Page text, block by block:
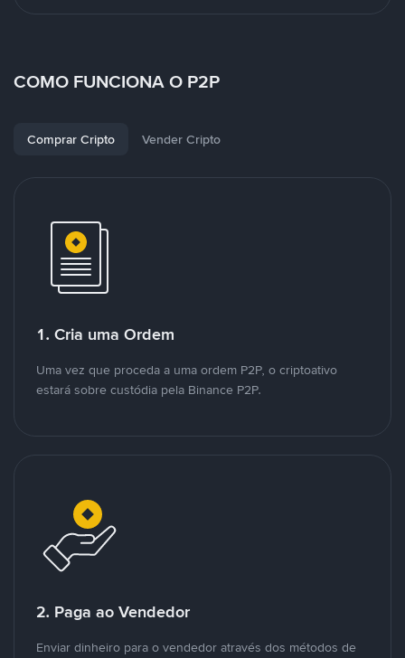
COMO FUNCIONA O P2P
Comprar Cripto Vender Cripto
1. Cria uma Ordem
Uma vez que proceda a uma ordem P2P, o criptoativo
estará sobre custódia pela Binance P2P.
2. Paga ao Vendedor
Enviar dinheiro para o vendedor através dos métodos de